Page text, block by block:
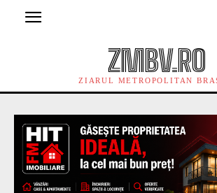
ZMBV.RO
ZIARUL METROPOLITAN